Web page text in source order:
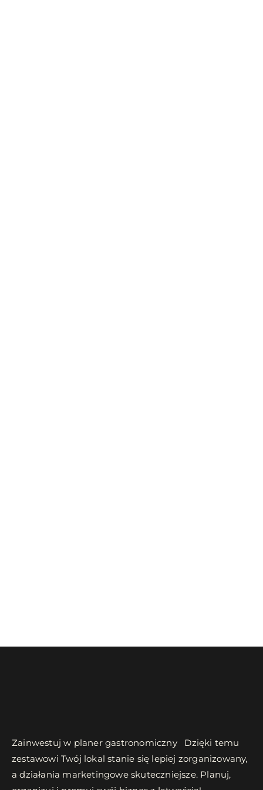
Zainwestuj w planer gastronomiczny Dzięki temu
zestawowi Twój lokal stanie się lepiej zorganizowany,
a działania marketingowe skuteczniejsze. Planuj,